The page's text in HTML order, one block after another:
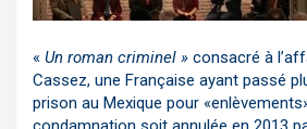
« Un roman criminel » consacré à
Cassez, une Française ayant passé
prison au Mexique pour